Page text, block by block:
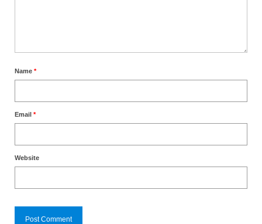
Name *
Email *
Website